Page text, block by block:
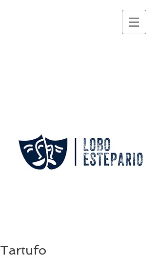
Tartufo